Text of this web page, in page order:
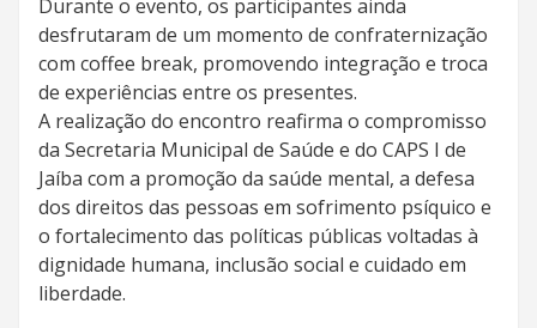
Durante o evento, os participantes ainda
desfrutaram de um momento de confraternização
com coffee break, promovendo integração e troca
de experiências entre os presentes.
A realização do encontro reafirma o compromisso
da Secretaria Municipal de Saúde e do CAPS I de
Jaíba com a promoção da saúde mental, a defesa
dos direitos das pessoas em sofrimento psíquico e
o fortalecimento das políticas públicas voltadas à
dignidade humana, inclusão social e cuidado em
liberdade.